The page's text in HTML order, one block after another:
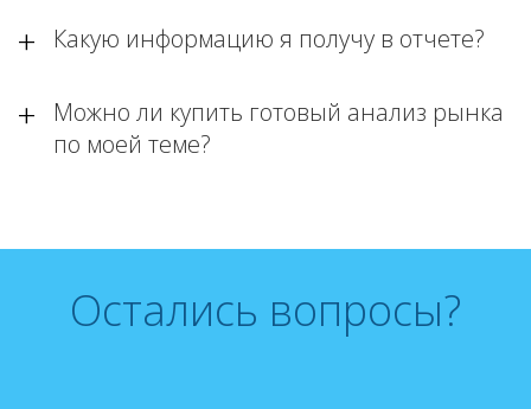
Какую информацию я получу в отчете?
Можно ли купить готовый анализ рынка
по моей теме?
Остались вопросы?